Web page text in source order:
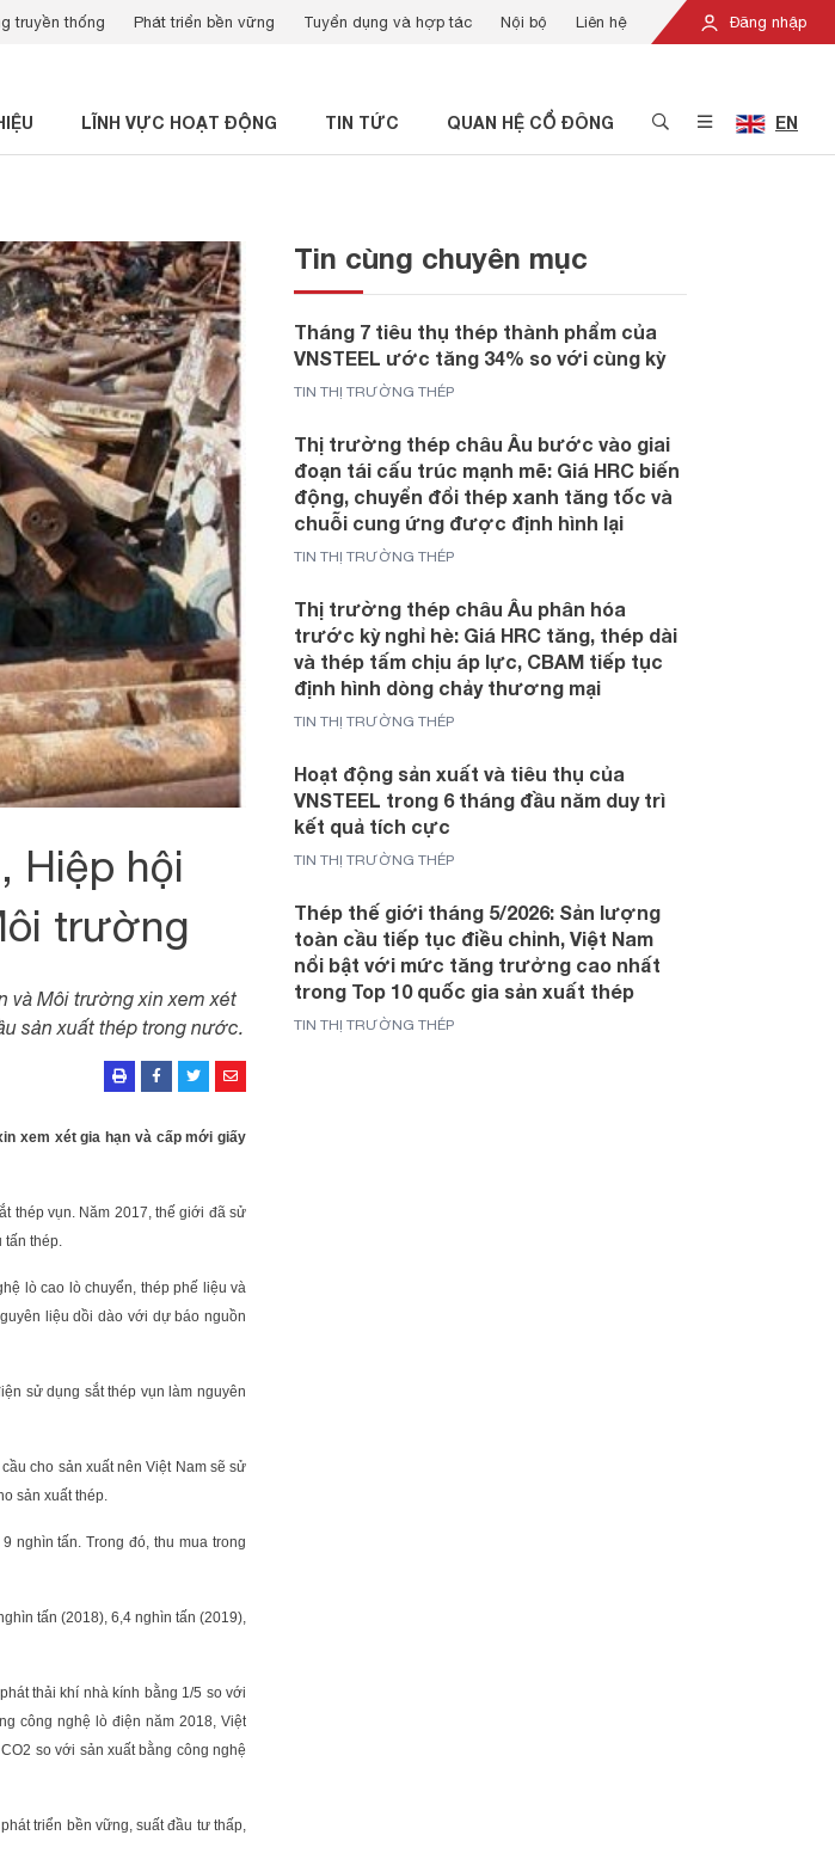
Đăng nhập
truyền thống Phát triển bền vững Tuyển dụng và hợp tác Nội bộ Liên hệ
LĨNH VỰC HOẠT ĐỘNG TIN TỨC QUAN HỆ CỔ ĐÔNG EN
Hiệp hội
trường
và Môi trường xin xem xét
sản xuất thép trong nước.
xem xét gia hạn và cấp mới giấy
thép vụn. Năm 2017, thế giới đã sử
thép.
lò cao lò chuyển, thép phế liệu và
liệu dồi dào với dự báo nguồn
sử dụng sắt thép vụn làm nguyên
cho sản xuất nên Việt Nam sẽ sử
sản xuất thép.
nghìn tấn. Trong đó, thu mua trong
tấn (2018), 6,4 nghìn tấn (2019),
thải khí nhà kính bằng 1/5 so với
công nghệ lò điện năm 2018, Việt
so với sản xuất bằng công nghệ
triển bền vững, suất đầu tư thấp,
Tin cùng chuyên mục
Tháng 7 tiêu thụ thép thành phẩm của
VNSTEEL ước tăng 34% so với cùng kỳ
TIN THỊ TRƯỜNG THÉP
Thị trường thép châu Âu bước vào giai
đoạn tái cấu trúc mạnh mẽ: Giá HRC biến
động, chuyển đổi thép xanh tăng tốc và
chuỗi cung ứng được định hình lại
TIN THỊ TRƯỜNG THÉP
Thị trường thép châu Âu phân hóa
trước kỳ nghỉ hè: Giá HRC tăng, thép dài
và thép tấm chịu áp lực, CBAM tiếp tục
định hình dòng chảy thương mại
TIN THỊ TRƯỜNG THÉP
Hoạt động sản xuất và tiêu thụ của
VNSTEEL trong 6 tháng đầu năm duy trì
kết quả tích cực
TIN THỊ TRƯỜNG THÉP
Thép thế giới tháng 5/2026: Sản lượng
toàn cầu tiếp tục điều chỉnh, Việt Nam
nổi bật với mức tăng trưởng cao nhất
trong Top 10 quốc gia sản xuất thép
TIN THỊ TRƯỜNG THÉP